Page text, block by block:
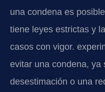
una condena es
tiene leyes estrictas y
casos con vigor.
evitar una condena, ya
desestimación o una